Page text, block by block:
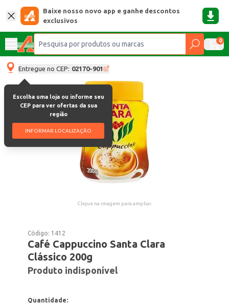
Baixe nosso novo app e ganhe descontos
exclusivos
0
Entregue no CEP: 02170-901
Escolha uma loja ou informe seu
CEP para ver ofertas da sua
região
INFORMAR LOCALIZAÇÃO
Clique na imagem para ampliar.
Código: 1412
Café Cappuccino Santa Clara
Clássico 200g
Produto indisponível
Quantidade: